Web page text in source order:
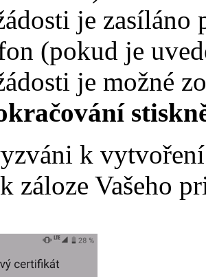
je zasíláno
(pokud je
je možné
k
záloze Vašeho